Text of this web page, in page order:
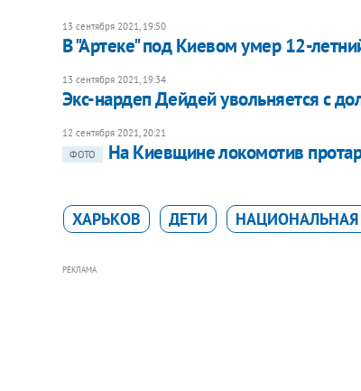
13 сентября 2021, 19:50
В "Артеке" под Киевом умер 12-
13 сентября 2021, 19:34
Экс-нардеп Дейдей увольняется с
12 сентября 2021, 20:21
ФОТО
На Киевщине локомотив
ХАРЬКОВ ДЕТИ
РЕКЛАМА